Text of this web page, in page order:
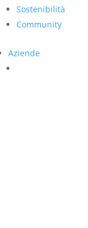
Sostenibilità
Community
Aziende